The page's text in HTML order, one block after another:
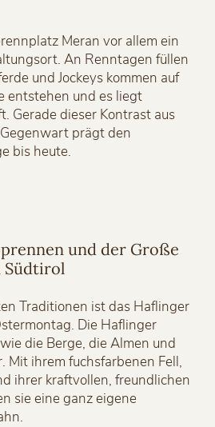
Meran vor allem ein
An Renntagen füllen
und Jockeys kommen auf
entstehen und es liegt
Gerade dieser Kontrast aus
prägt den
bis heute.
und der Große
Südtirol
Traditionen ist das Haflinger
Die Haflinger
die Berge, die Almen und
Mit ihrem fuchsfarbenen Fell,
ihrer kraftvollen, freundlichen
sie eine ganz eigene